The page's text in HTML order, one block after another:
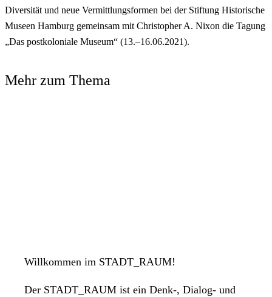
Diversität und neue Vermittlungsformen bei der Stiftung Historische
Museen Hamburg gemeinsam mit Christopher A. Nixon die Tagung
„Das postkoloniale Museum“ (13.–16.06.2021).
Mehr zum Thema
Willkommen im STADT_RAUM!
Der STADT_RAUM ist ein Denk-, Dialog- und